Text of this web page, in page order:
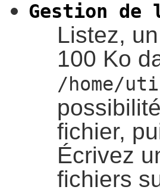
Gestion de
Listez,
100 Ko
/home/
fichier,
Écrivez
fichiers